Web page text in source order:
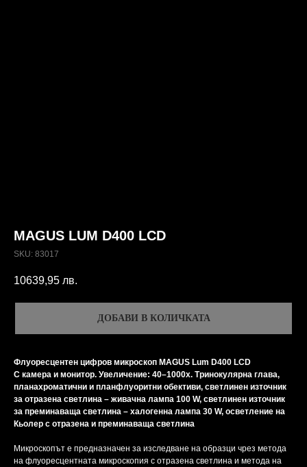
MAGUS LUM D400 LCD
SKU: 83017
10639,95 лв.
ДОБАВИ В КОЛИЧКАТА
Флуоресцентен цифров микроскоп MAGUS Lum D400 LCD
С камера и монитор. Увеличение: 40–1000x. Тринокулярна глава,
планахроматични и планфлуоритни обективи, светлинен източник
за отразена светлина – живачна лампа 100 W, светлинен източник
за преминаваща светлина – халогенна лампа 30 W, осветление на
Кьолер с отразена и преминаваща светлина
Микроскопът е предназначен за изследване на образци чрез метода
на флуоресцентната микроскопия с отразена светлина и метода на